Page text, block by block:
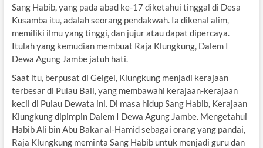
Sang Habib, yang pada abad ke-17 diketahui tinggal di Desa
Kusamba itu, adalah seorang pendakwah. Ia dikenal alim,
memiliki ilmu yang tinggi, dan jujur atau dapat dipercaya.
Itulah yang kemudian membuat Raja Klungkung, Dalem I
Dewa Agung Jambe jatuh hati.
Saat itu, berpusat di Gelgel, Klungkung menjadi kerajaan
terbesar di Pulau Bali, yang membawahi kerajaan-kerajaan
kecil di Pulau Dewata ini. Di masa hidup Sang Habib, Kerajaan
Klungkung dipimpin Dalem I Dewa Agung Jambe. Mengetahui
Habib Ali bin Abu Bakar al-Hamid sebagai orang yang pandai,
Raja Klungkung meminta Sang Habib untuk menjadi guru dan